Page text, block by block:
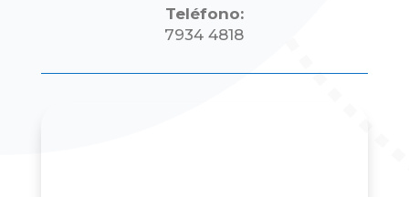
Teléfono:
7934 4818